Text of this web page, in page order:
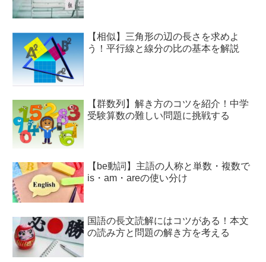
【相似】三角形の辺の長さを求めよ
う！平行線と線分の比の基本を解説
【群数列】解き方のコツを紹介！中学
受験算数の難しい問題に挑戦する
【be動詞】主語の人称と単数・複数で
is・am・areの使い分け
国語の長文読解にはコツがある！本文
の読み方と問題の解き方を考える